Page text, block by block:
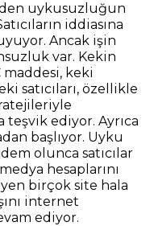
uykusuzluğun
iddiasına
Ancak işin
var. Kekin
maddesi, keki
satıcıları, özellikle
teşvik ediyor. Ayrıca
başlıyor. Uyku
olunca satıcılar
hesaplarını
birçok site hala
internet
ediyor.